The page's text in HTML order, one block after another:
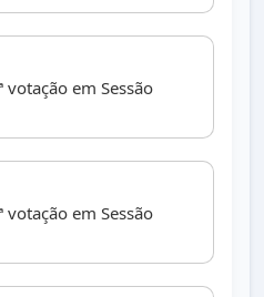
em Sessão
em Sessão